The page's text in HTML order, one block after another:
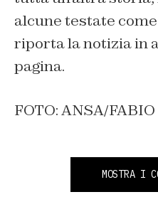
alcune testate
riporta la notizia in
pagina.
FOTO: ANSA/
MOSTRA I